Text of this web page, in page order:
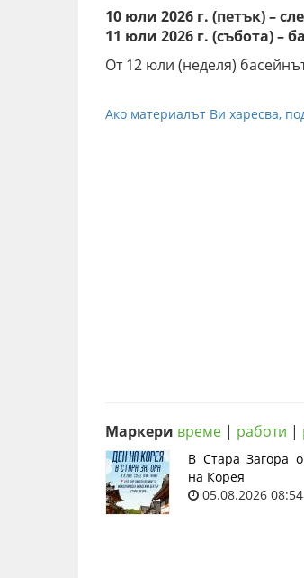
10 юли 2026 г. (петък) –
11 юли 2026 г. (събота) –
От 12 юли (неделя)
Ако материалът Ви харесва,
Маркери време | работи |
В Стара Загора
на Корея
05.08.2026 08:54